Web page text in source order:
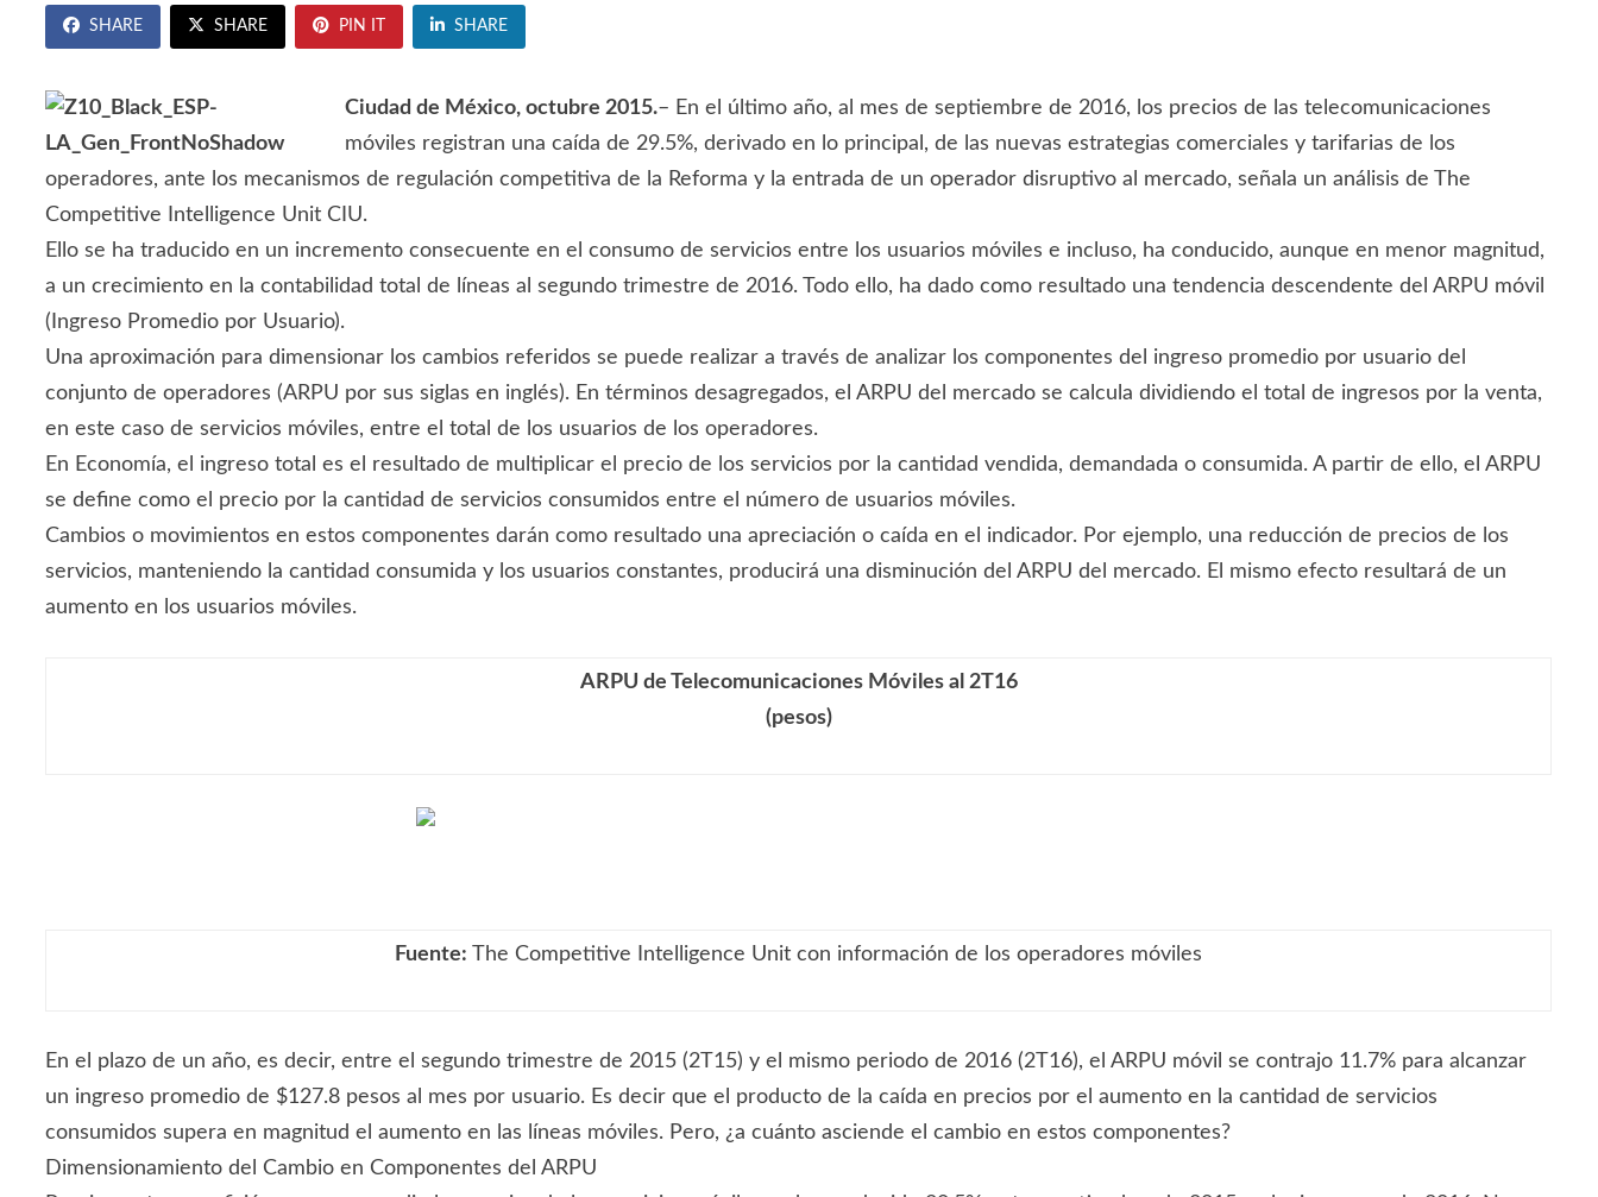
SHARE SHARE PIN IT SHARE
Ciudad de México, octubre 2015.– En el último año, al mes de septiembre de 2016, los precios de las telecomunicaciones
móviles registran una caída de 29.5%, derivado en lo principal, de las nuevas estrategias comerciales y tarifarias de los
operadores, ante los mecanismos de regulación competitiva de la Reforma y la entrada de un operador disruptivo al mercado, señala un análisis de The
Competitive Intelligence Unit CIU.
Ello se ha traducido en un incremento consecuente en el consumo de servicios entre los usuarios móviles e incluso, ha conducido, aunque en menor magnitud,
a un crecimiento en la contabilidad total de líneas al segundo trimestre de 2016. Todo ello, ha dado como resultado una tendencia descendente del ARPU móvil
(Ingreso Promedio por Usuario).
Una aproximación para dimensionar los cambios referidos se puede realizar a través de analizar los componentes del ingreso promedio por usuario del
conjunto de operadores (ARPU por sus siglas en inglés). En términos desagregados, el ARPU del mercado se calcula dividiendo el total de ingresos por la venta,
en este caso de servicios móviles, entre el total de los usuarios de los operadores.
En Economía, el ingreso total es el resultado de multiplicar el precio de los servicios por la cantidad vendida, demandada o consumida. A partir de ello, el ARPU
se define como el precio por la cantidad de servicios consumidos entre el número de usuarios móviles.
Cambios o movimientos en estos componentes darán como resultado una apreciación o caída en el indicador. Por ejemplo, una reducción de precios de los
servicios, manteniendo la cantidad consumida y los usuarios constantes, producirá una disminución del ARPU del mercado. El mismo efecto resultará de un
aumento en los usuarios móviles.
ARPU de Telecomunicaciones Móviles al 2T16
(pesos)
Fuente: The Competitive Intelligence Unit con información de los operadores móviles
En el plazo de un año, es decir, entre el segundo trimestre de 2015 (2T15) y el mismo periodo de 2016 (2T16), el ARPU móvil se contrajo 11.7% para alcanzar
un ingreso promedio de $127.8 pesos al mes por usuario. Es decir que el producto de la caída en precios por el aumento en la cantidad de servicios
consumidos supera en magnitud el aumento en las líneas móviles. Pero, ¿a cuánto asciende el cambio en estos componentes?
Dimensionamiento del Cambio en Componentes del ARPU